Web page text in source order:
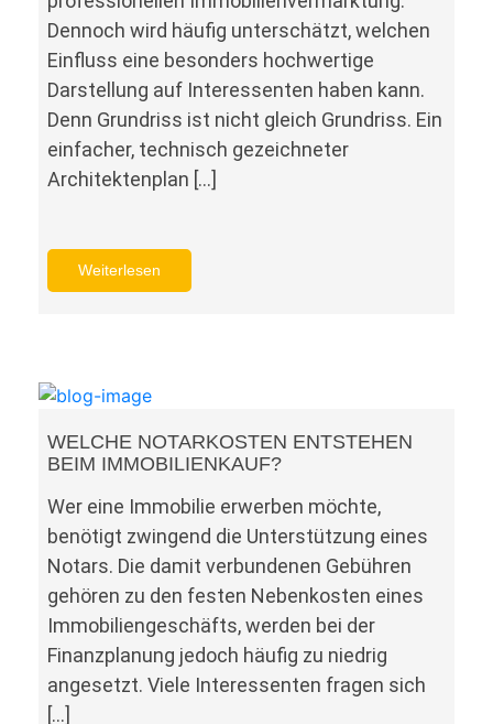
Dennoch wird häufig unterschätzt, welchen
Einfluss eine besonders hochwertige
Darstellung auf Interessenten haben kann.
Denn Grundriss ist nicht gleich Grundriss. Ein
einfacher, technisch gezeichneter
Architektenplan […]
Weiterlesen
WELCHE NOTARKOSTEN ENTSTEHEN
BEIM IMMOBILIENKAUF?
Wer eine Immobilie erwerben möchte,
benötigt zwingend die Unterstützung eines
Notars. Die damit verbundenen Gebühren
gehören zu den festen Nebenkosten eines
Immobiliengeschäfts, werden bei der
Finanzplanung jedoch häufig zu niedrig
angesetzt. Viele Interessenten fragen sich
[…]